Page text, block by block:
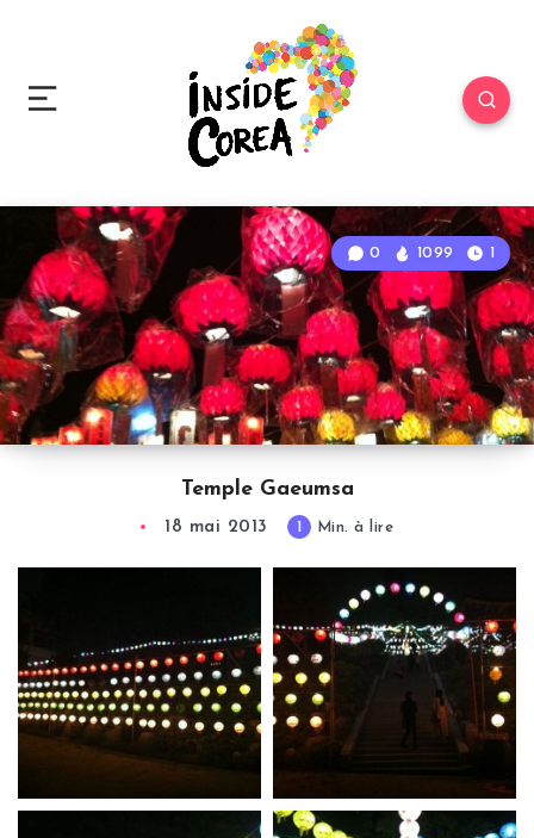
Temple Gaeumsa
0 1099 1
18 mai 2013 1 Min. à lire